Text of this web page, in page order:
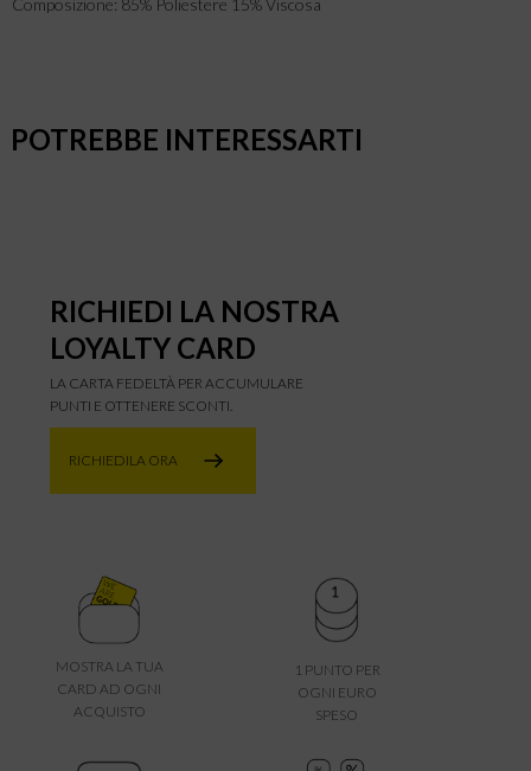
POTREBBE INTERESSARTI
RICHIEDI LA NOSTRA
LOYALTY CARD
LA CARTA FEDELTÀ PER ACCUMULARE
PUNTI E OTTENERE SCONTI.
RICHIEDILA ORA
MOSTRA LA TUA
CARD AD OGNI
ACQUISTO
1 PUNTO PER
OGNI EURO
SPESO